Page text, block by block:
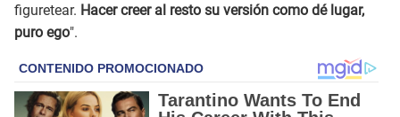
figuretear. Hacer creer al resto su versión como dé lugar,
puro ego".